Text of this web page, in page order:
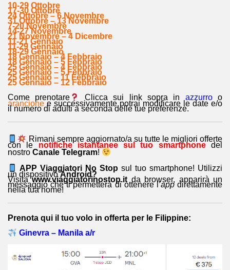
10-29 Ottobre
17-30 Ottobre
24 Ottobre – 6 Novembre
31 Ottobre – 13 Novembre
7-20 Novembre
14-27 Novembre
21 Novembre – 4 Dicembre
11-21 Gennaio
11-29 Gennaio
18-29 Gennaio
18 Gennaio – 4 Febbraio
18 Gennaio – 5 Febbraio
25 Gennaio – 4 Febbraio
25 Gennaio – 5 Febbraio
25 Gennaio – 11 Febbraio
25 Gennaio – 12 Febbraio
Come prenotare
Clicca sui link sopra in azzurroo
arancione e successivamente potrai modificare le date e/o
il numero di adulti a seconda delle tue preferenze.
Rimani sempre aggiornato/a su tutte le migliori offerte
con le notifiche istantanee sul tuo smartphonedel
nostro Canale Telegram!
APP Viaggiatori No Stopsul tuo smartphone! Utilizzi
un dispositivoAndroid?
Visitawww.viaggiatorinostop.it da browser, apparirà un
messaggio che ti permetterà di ottenere l’appdirettamente
nella tua home!
Prenota qui il tuo volo in offerta per le Filippine:
Ginevra – Manila a/r